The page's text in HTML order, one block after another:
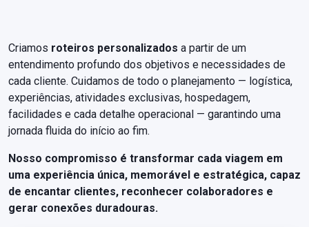
Criamos roteiros personalizados a partir de um
entendimento profundo dos objetivos e necessidades de
cada cliente. Cuidamos de todo o planejamento — logística,
experiências, atividades exclusivas, hospedagem,
facilidades e cada detalhe operacional — garantindo uma
jornada fluida do início ao fim.
Nosso compromisso é transformar cada viagem em
uma experiência única, memorável e estratégica, capaz
de encantar clientes, reconhecer colaboradores e
gerar conexões duradouras.